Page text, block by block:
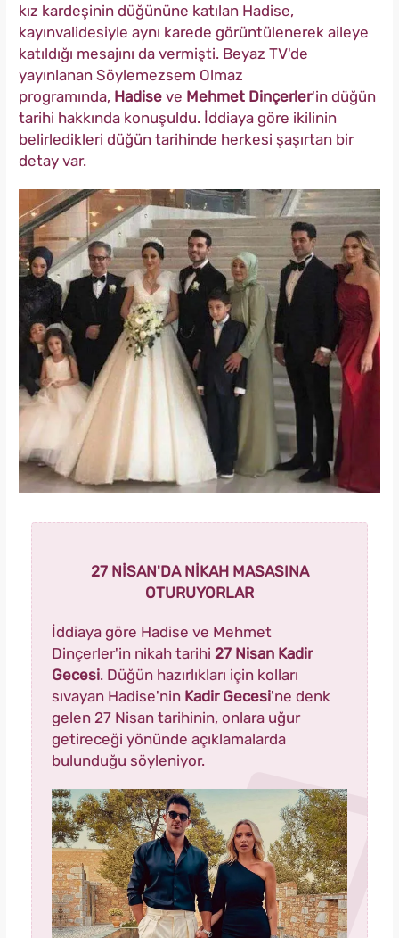
kız kardeşinin düğününe katılan Hadise,
kayınvalidesiyle aynı karede görüntülenerek aileye
katıldığı mesajını da vermişti. Beyaz TV'de
yayınlanan Söylemezsem Olmaz
programında, Hadise ve Mehmet Dinçerler'in düğün
tarihi hakkında konuşuldu. İddiaya göre ikilinin
belirledikleri düğün tarihinde herkesi şaşırtan bir
detay var.
27 NİSAN'DA NİKAH MASASINA
OTURUYORLAR
İddiaya göre Hadise ve Mehmet
Dinçerler'in nikah tarihi 27 Nisan Kadir
Gecesi. Düğün hazırlıkları için kolları
sıvayan Hadise'nin Kadir Gecesi'ne denk
gelen 27 Nisan tarihinin, onlara uğur
getireceği yönünde açıklamalarda
bulunduğu söyleniyor.